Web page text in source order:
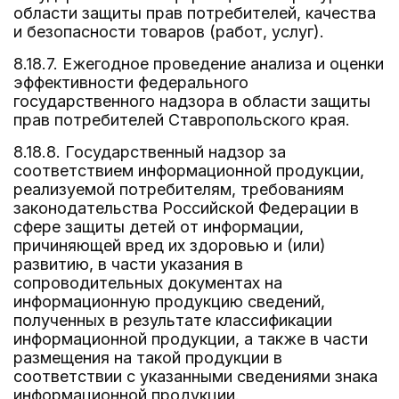
области защиты прав потребителей, качества
и безопасности товаров (работ, услуг).
8.18.7. Ежегодное проведение анализа и оценки
эффективности федерального
государственного надзора в области защиты
прав потребителей Ставропольского края.
8.18.8. Государственный надзор за
соответствием информационной продукции,
реализуемой потребителям, требованиям
законодательства Российской Федерации в
сфере защиты детей от информации,
причиняющей вред их здоровью и (или)
развитию, в части указания в
сопроводительных документах на
информационную продукцию сведений,
полученных в результате классификации
информационной продукции, а также в части
размещения на такой продукции в
соответствии с указанными сведениями знака
информационной продукции.